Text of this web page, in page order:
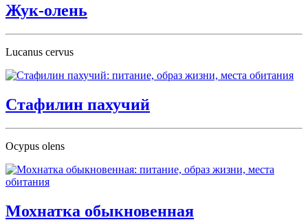
Жук-олень
Lucanus cervus
Стафилин пахучий
Ocypus olens
Мохнатка обыкновенная